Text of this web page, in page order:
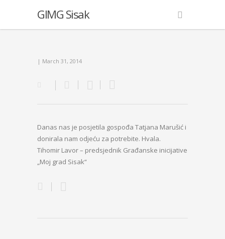
GIMG Sisak
| March 31, 2014
Danas nas je posjetila gospođa Tatjana Marušić i
donirala nam odjeću za potrebite. Hvala.
Tihomir Lavor – predsjednik Građanske inicijative
„Moj grad Sisak“